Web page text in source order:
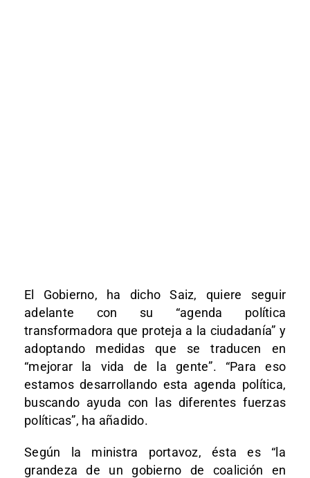
El Gobierno, ha dicho Saiz, quiere seguir
adelante con su “agenda política
transformadora que proteja a la ciudadanía” y
adoptando medidas que se traducen en
“mejorar la vida de la gente”. “Para eso
estamos desarrollando esta agenda política,
buscando ayuda con las diferentes fuerzas
políticas”, ha añadido.
Según la ministra portavoz, ésta es “la
grandeza de un gobierno de coalición en